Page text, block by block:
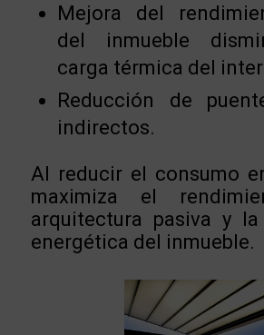
Mejora del
del inmueble
carga térmica del
Reducción de
indirectos.
Al reducir el consumo
maximiza el
arquitectura pasiva y
energética del inmueble.